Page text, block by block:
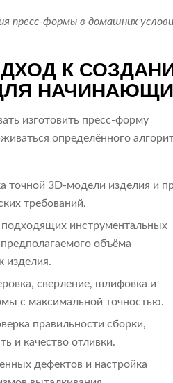
пресс-формы в домашних
К
изготовить пресс-форму
определённого
точной 3D-модели изделия и
требований.
инструментальных
объёма
изделия.
сверление, шлифовка и
с максимальной точностью.
правильности сборки,
и качество отливки.
дефектов и настройка